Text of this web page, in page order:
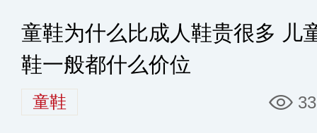
童鞋为什么比成人鞋贵很多 儿
鞋一般都什么价位
童鞋